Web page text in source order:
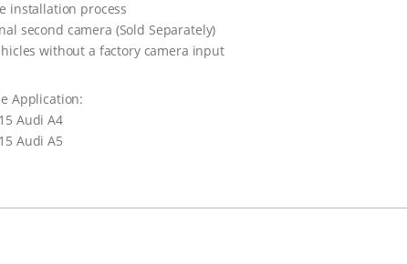
installation process
second camera (Sold Separately)
without a factory camera input
Application:
Audi A4
Audi A5